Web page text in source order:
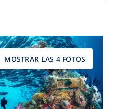
MOSTRAR LAS 4 FOTOS